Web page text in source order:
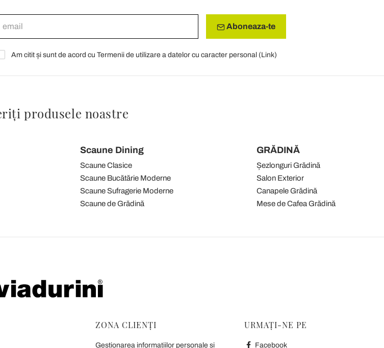
Aboneaza-te
Am citit și sunt de acord cu Termenii de utilizare a datelor cu caracter personal (Link)
produsele noastre
Scaune Dining
Scaune Clasice
Scaune Bucătărie Moderne
Scaune Sufragerie Moderne
Scaune de Grădină
GRĂDINĂ
Șezlonguri Grădină
Salon Exterior
Canapele Grădină
Mese de Cafea Grădină
ZONA CLIENȚI
Gestionarea informațiilor personale și
URMAȚI-NE PE
Facebook